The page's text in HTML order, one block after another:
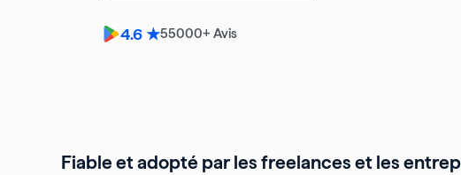
4.6 ★55000+ Avis
Fiable et adopté par les freelances et les